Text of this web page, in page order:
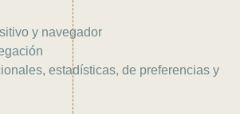
y navegador
estadísticas, de preferencias y